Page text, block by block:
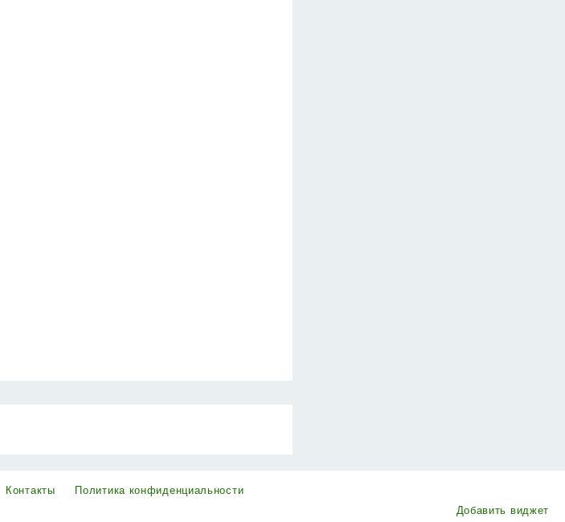
Контакты Политика конфиденциальности
Добавить виджет